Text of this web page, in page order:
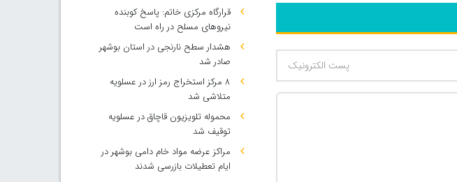
قرارگاه مرکزی خاتم: پاسخ کوبنده
نیروهای مسلح در راه است
هشدار سطح نارنجی در استان بوشهر
صادر شد
۸ مرکز استخراج رمز ارز در عسلویه
متلاشی شد
محموله تلویزیون قاچاق در عسلویه
توقیف شد
مراکز عرضه مواد خام دامی بوشهر در
ایام تعطیلات بازرسی شدند